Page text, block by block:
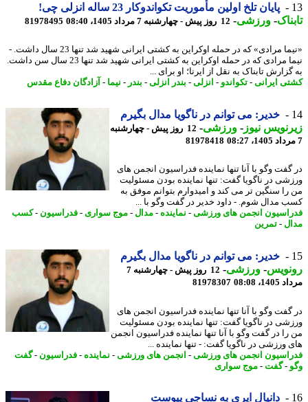
پایان تلخ اولین مأموریت تکواندوکار 23 ساله انزلی چی!
-ورزشی-12 روز پیش - چهارشنبه 7 مرداد 1405، 08:40 81978495
«نیما مرادی» که در حمله اوکراین به کشتی ایرانی شهید شد تنها 23 سال داشت. -
نیما مرادی که در حمله اوکراین به کشتی ایرانی شهید شد تنها 23 سال سن داشت.
تابناک به نقل از ایرنا؛ او برای ...
ایرانی- تکواندو-انزلی-بندر انزلی-بندر -نیما-آزادگان دفاع مقدس
خدیر: می توانم در ناگویا مدال بگیرم
نیوز-ورزشی-
12 روز پیش - چهارشنبه
81978418
وگو با آنا تنها نماینده فدراسیون انجمن های
در ناگویا گفت: تنها نماینده بودن مسئولیت
سنگین تر می کند و امیدوارم بتوانم موفق به
مدال شوم. - داود خدیر در گفت وگو با ...
انجمن های ورزشی -نماینده-مدال-موج سواری- فدراسیون-کسب
-تمرین
خدیر: می توانم در ناگویا مدال بگیرم
-ورزشی-
12 روز پیش - چهارشنبه 7
08:08
81978307
وگو با آنا تنها نماینده فدراسیون انجمن های
در ناگویا گفت: تنها نماینده بودن مسئولیت
در گفت وگو با آنا تنها نماینده فدراسیون انجمن
ورزشی در ناگویا گفت: - تنها نماینده ...
انجمن های ورزشی -انجمن های ورزشی -نماینده-فدراسیون-گفت
-گفت-موج سواری
دانیال ایری به نساجی پیوست